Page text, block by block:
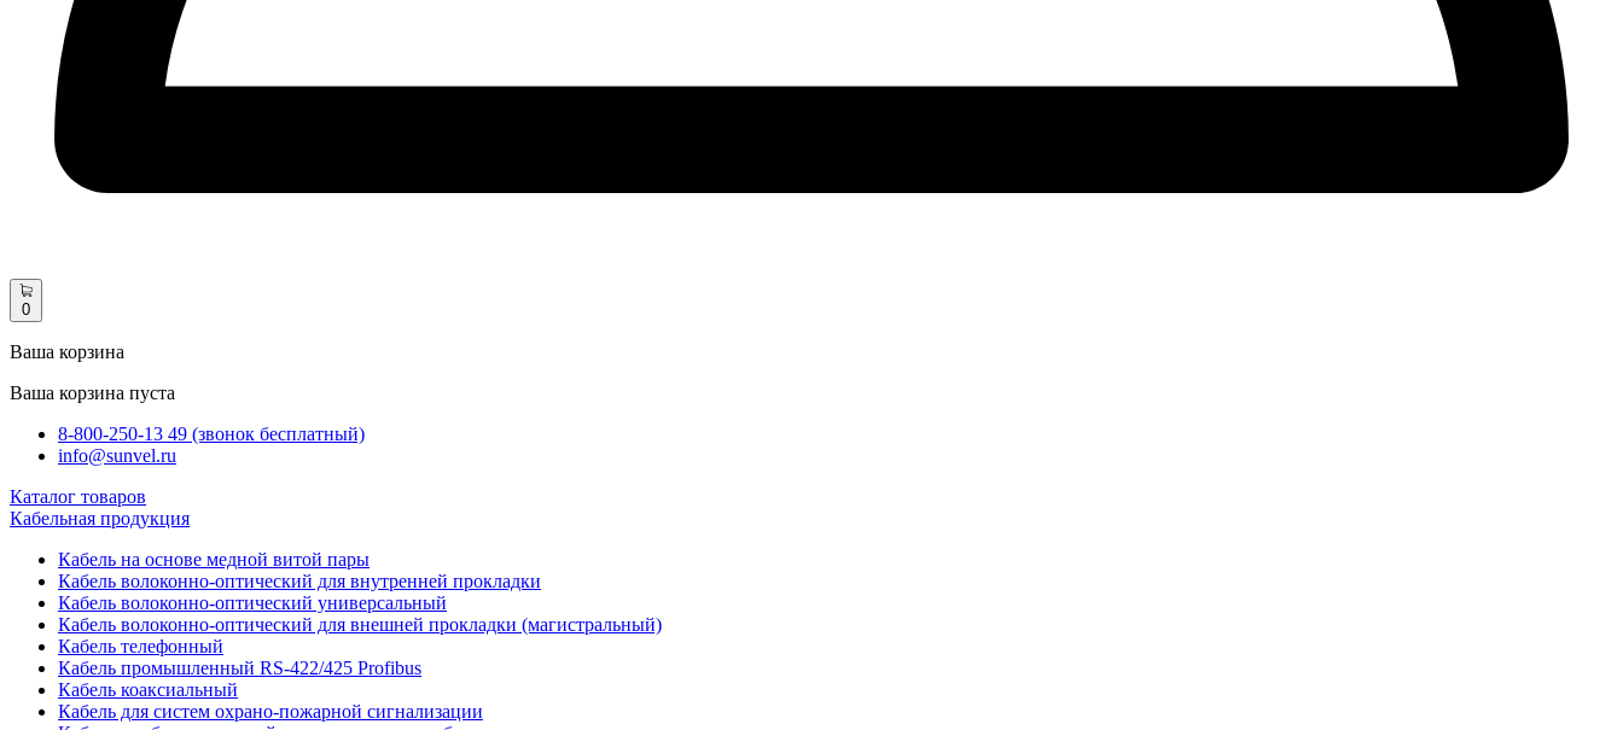
0
Ваша корзина
Ваша корзина пуста
8-800-250-13 49 (звонок бесплатный)
info@sunvel.ru
Каталог товаров
Кабельная продукция
Кабель на основе медной витой пары
Кабель волоконно-оптический для внутренней прокладки
Кабель волоконно-оптический универсальный
Кабель волоконно-оптический для внешней прокладки (магистральный)
Кабель телефонный
Кабель промышленный RS-422/425 Profibus
Кабель коаксиальный
Кабель для систем охрано-пожарной сигнализации